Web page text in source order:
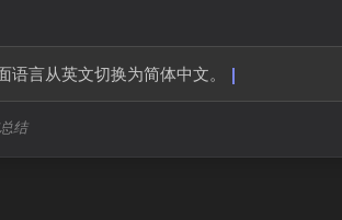
语言从英文切换为简体中文。
结